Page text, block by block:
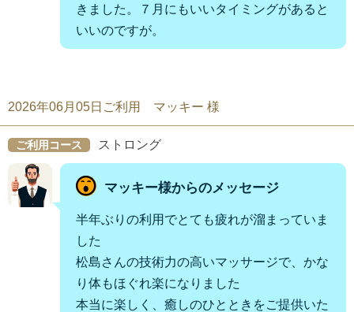
きました。７月にもいいタイミングがあると
いいのですが。
2026年06月05日ご利用 マッキー 様
ご利用コース ストロング
マッキー様からのメッセージ
半年ぶりの利用でとても疲れが溜まっていま
した
松島さんの技術力の高いマッサージで、かな
り体もほぐれ楽になりました
本当に楽しく、癒しのひとときをご提供いた